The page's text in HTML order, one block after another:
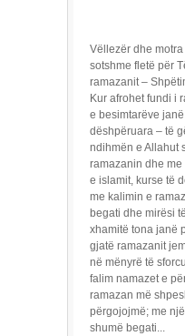
Vëllezër dhe
sotshme fletë për
ramazanit –
Kur afrohet fundi i
e besimtarëve
dëshpëruara – të
ndihmën e Allahut
ramazanin dhe
e islamit, kurse të
me kalimin e
begati dhe mirësi
xhamitë tona janë
gjatë ramazanit
në mënyrë të
falim namazet e
ramazan më
përgojojmë; me
shumë begati...